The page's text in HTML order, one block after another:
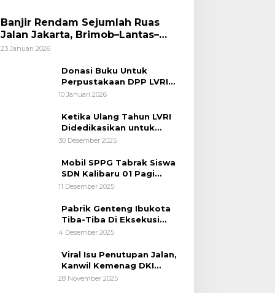
Banjir Rendam Sejumlah Ruas
Jalan Jakarta, Brimob–Lantas–
Polair PMJ Bergerak Cepat, Polri
23 Januari 2026
Donasi Buku Untuk
Perpustakaan DPP LVRI
Terus Mengalir
10 Januari 2026
Ketika Ulang Tahun LVRI
Didedikasikan untuk
Kemanusiaan
30 Desember 2025
Mobil SPPG Tabrak Siswa
SDN Kalibaru 01 Pagi
Cilincing Jakarta Utara
11 Desember 2025
Pabrik Genteng Ibukota
Tiba-Tiba Di Eksekusi
Jurusita Pengadilan Negeri
Hukum Sejak Awal
4 Desember 2025
Viral Isu Penutupan Jalan,
Kanwil Kemenag DKI
Jakarta Luruskan Fakta
28 November 2025